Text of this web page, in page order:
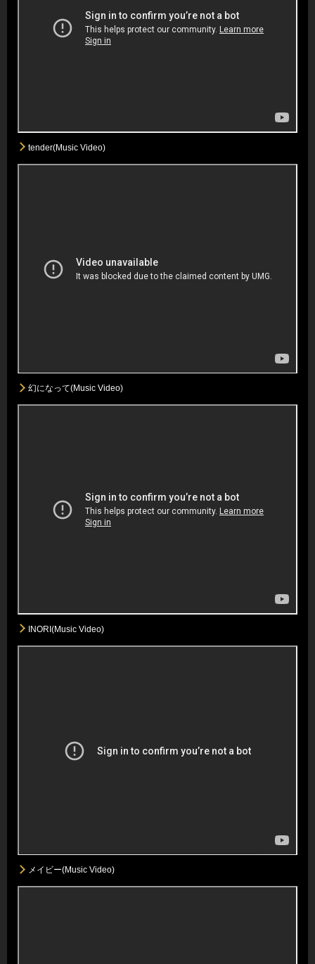
tender(Music Video)
幻になって(Music Video)
INORI(Music Video)
メイビー(Music Video)